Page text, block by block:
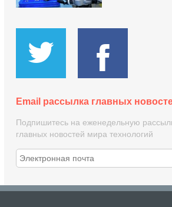
Email рассылка главных
Подпишитесь на еженедельную
главных новостей мира технологий